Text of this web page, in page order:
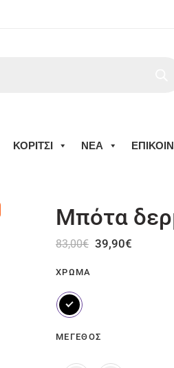
ΚΟΡΙΤΣΙ ΝΕΑ
Μπότα
83,00€ 39,90€
ΧΡΏΜΑ
ΜΈΓΕΘΟΣ